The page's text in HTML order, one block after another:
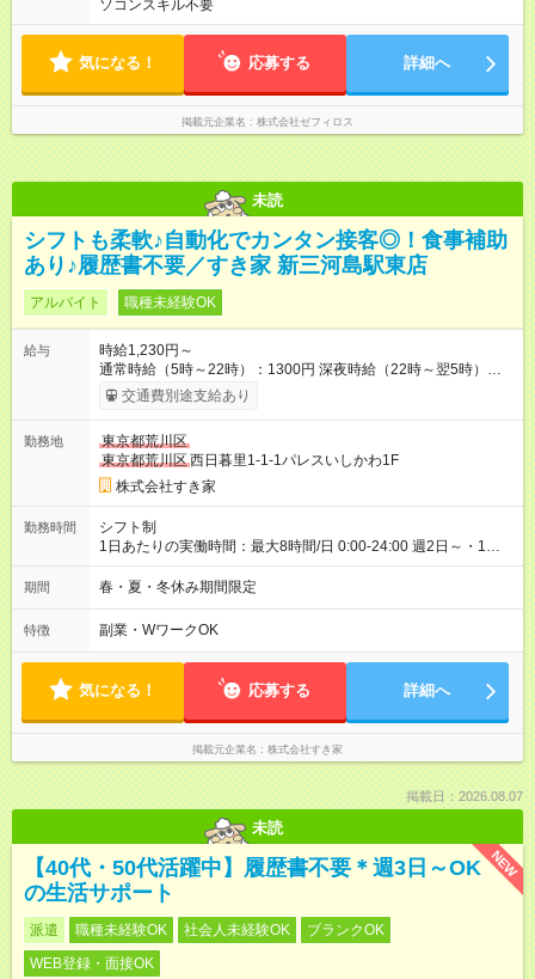
ソコンスキル不要
気になる！ 応募する 詳細へ
掲載元企業名 株式会社ゼフィロス
未読
シフトも柔軟♪自動化でカンタン接客◎！食事補助
あり♪履歴書不要／すき家 新三河島駅東店
アルバイト 職種未経験OK
給与
時給1,230円～
通常時給（5時～22時）：1300円 深夜時給（22時～翌5時）：
1625円 高校生時給：1230円 【特別手当】早朝手当（5：00-9：
00）時給+150円 【試用期間】試用期間あり 試用期間の長さ：1
30日（※条件変更なし）ですが、切り上げで一ヶ月とさせてい
ただきます。 研修制度あり：15時間(研修中も同時給）
交通費別途支給あり
勤務地
東京都荒川区
東京都荒川区西日暮里1-1-1パレスいしかわ1F
株式会社すき家
勤務時間
シフト制
1日あたりの実働時間：最大8時間/日 0:00-24:00 週2日～・1日
2h～OK ＜シフト例＞ 〇朝帯 5:00-9:00 〇昼帯 9:00-14:00 〇午
後帯 14:00-18:00 〇夜帯 18:00-22:00 〇深夜帯 22:00-翌5:00 基
ます♪
期間 春・夏・冬休み期間限定
特徴 副業・WワークOK
気になる！ 応募する 詳細へ
掲載元企業名 株式会社すき家
掲載日：2026.08.07
未読
NEW
【40代・50代活躍中】履歴書不要＊週3日～OK
の生活サポート
派遣 職種未経験OK 社会人未経験OK
ブランクOK
WEB登録・面接OK